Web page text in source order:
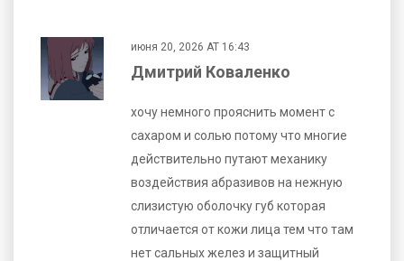
июня 20, 2026 AT 16:43
Дмитрий Коваленко
хочу немного прояснить момент с
сахаром и солью потому что многие
действительно путают механику
воздействия абразивов на нежную
слизистую оболочку губ которая
отличается от кожи лица тем что там
нет сальных желез и защитный